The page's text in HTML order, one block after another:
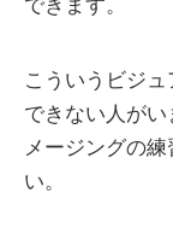
できます。
こういうビジ
できない人が
メージングの
い。